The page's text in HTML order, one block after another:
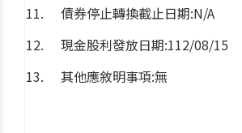
債券停止轉換截止日期:N/A
現金股利發放日期:112/08/15
其他應敘明事項:無